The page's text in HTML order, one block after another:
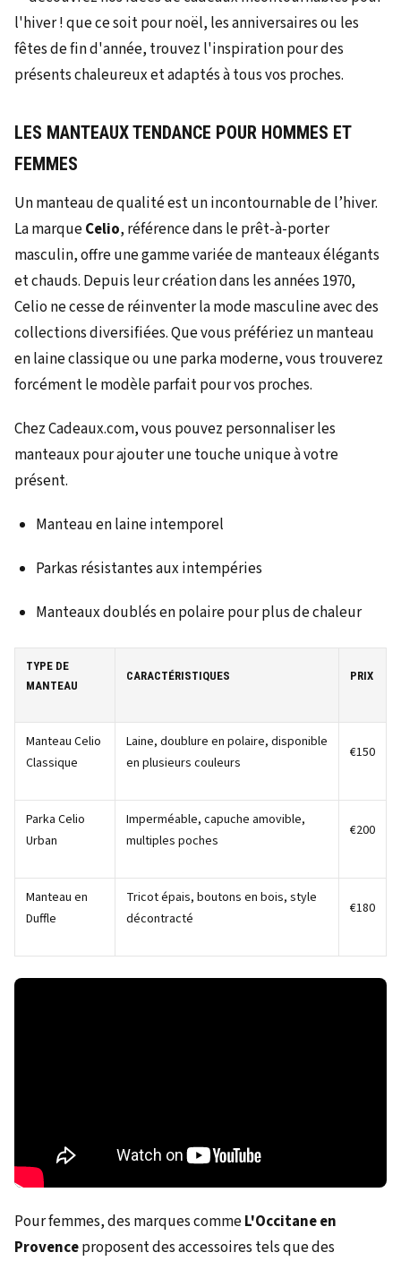
LES MANTEAUX TENDANCE POUR HOMMES ET
FEMMES
Un manteau de qualité est un incontournable de l’hiver.
La marqueCelio, référence dans le prêt-à-porter
masculin, offre une gamme variée de manteaux élégants
et chauds. Depuis leur création dans les années 1970,
Celio ne cesse de réinventer la mode masculine avec des
collections diversifiées. Que vous préfériez un manteau
en laine classique ou une parka moderne, vous trouverez
forcément le modèle parfait pour vos proches.
Chez Cadeaux.com, vous pouvez personnaliser les
manteaux pour ajouter une touche unique à votre
présent.
Manteau en laine intemporel
Parkas résistantes aux intempéries
Manteaux doublés en polaire pour plus de chaleur
TYPE DE
MANTEAU
CARACTÉRISTIQUES PRIX
Manteau Celio
Classique
Laine, doublure en polaire, disponible
en plusieurs couleurs
€150
Parka Celio
Urban
Imperméable, capuche amovible,
multiples poches
€200
Manteau en
Duffle
Tricot épais, boutons en bois, style
décontracté
€180
Pour femmes, des marques commeL'Occitane en
Provenceproposent des accessoires tels que des